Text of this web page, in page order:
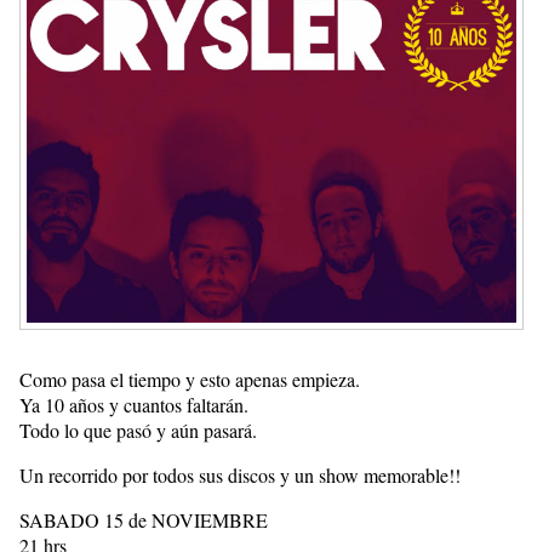
Como pasa el tiempo y esto apenas empieza.
Ya 10 años y cuantos faltarán.
Todo lo que pasó y aún pasará.
Un recorrido por todos sus discos y un show memorable!!
SABADO 15 de NOVIEMBRE
21 hrs